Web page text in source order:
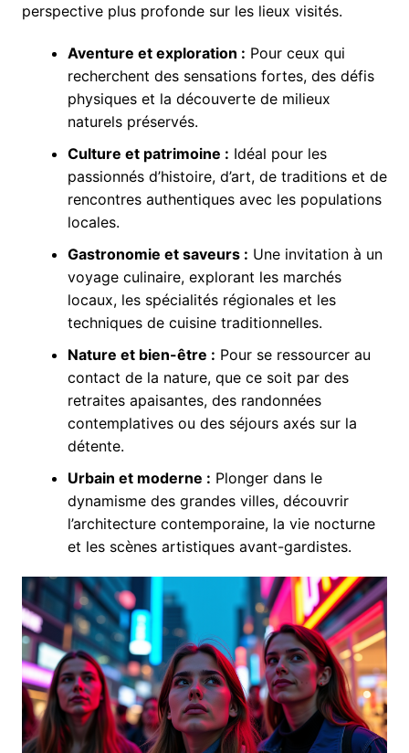
perspective plus profonde sur les lieux visités.
Aventure et exploration : Pour ceux qui
recherchent des sensations fortes, des défis
physiques et la découverte de milieux
naturels préservés.
Culture et patrimoine : Idéal pour les
passionnés d’histoire, d’art, de traditions et de
rencontres authentiques avec les populations
locales.
Gastronomie et saveurs : Une invitation à un
voyage culinaire, explorant les marchés
locaux, les spécialités régionales et les
techniques de cuisine traditionnelles.
Nature et bien-être : Pour se ressourcer au
contact de la nature, que ce soit par des
retraites apaisantes, des randonnées
contemplatives ou des séjours axés sur la
détente.
Urbain et moderne : Plonger dans le
dynamisme des grandes villes, découvrir
l’architecture contemporaine, la vie nocturne
et les scènes artistiques avant-gardistes.